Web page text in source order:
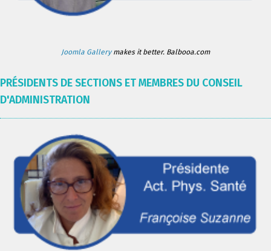
Joomla Gallerymakes it better. Balbooa.com
PRÉSIDENTS DE SECTIONS ET MEMBRES DU CONSEIL
D'ADMINISTRATION